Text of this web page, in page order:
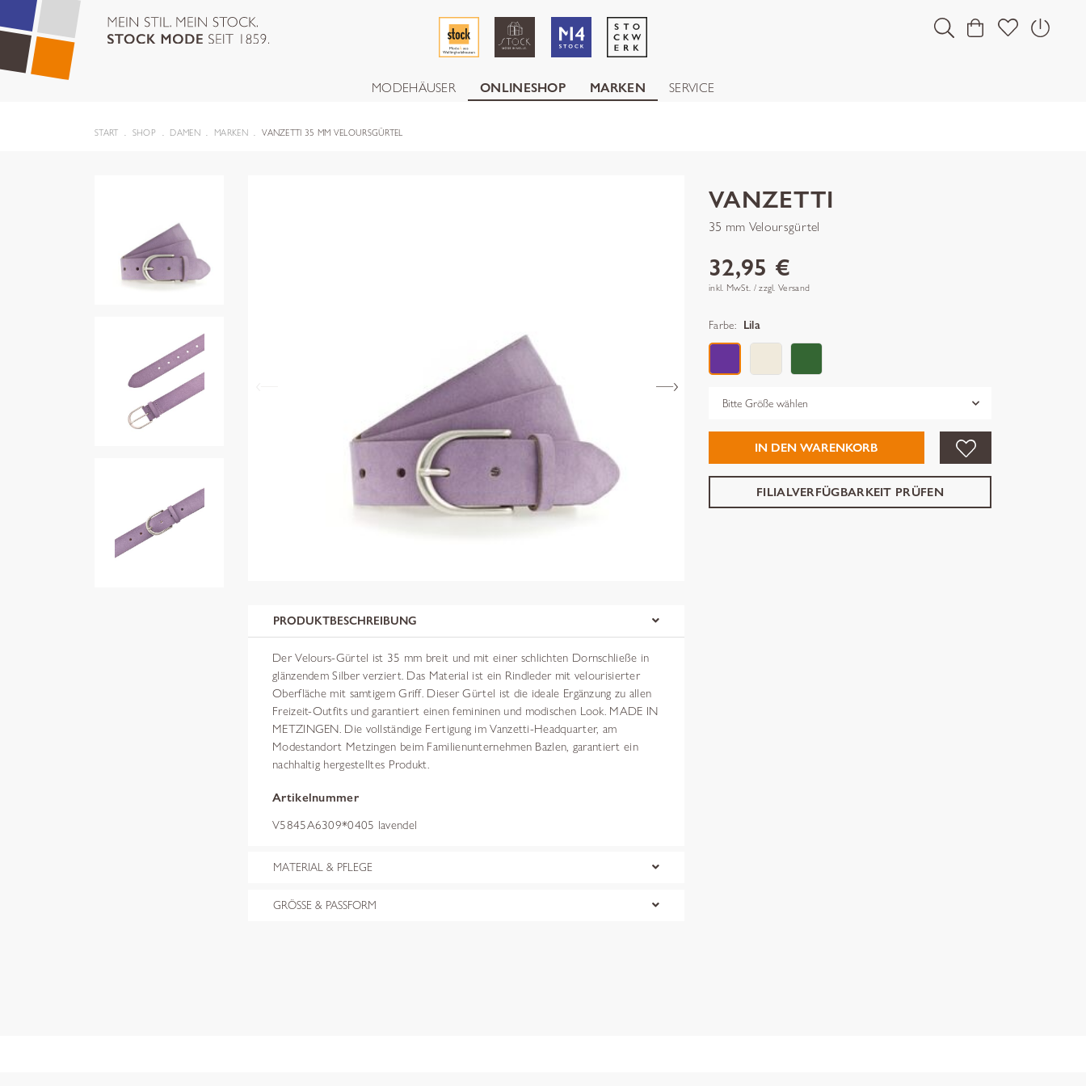
MODEHÄUSER ONLINESHOP MARKEN SERVICE
START SHOP DAMEN MARKEN VANZETTI 35 MM VELOURSGÜRTEL
PRODUKTBESCHREIBUNG
Der Velours-Gürtel ist 35 mm breit und mit einer schlichten Dornschließe in
glänzendem Silber verziert. Das Material ist ein Rindleder mit velourisierter
Oberfläche mit samtigem Griff. Dieser Gürtel ist die ideale Ergänzung zu allen
Freizeit-Outfits und garantiert einen femininen und modischen Look. MADE IN
METZINGEN. Die vollständige Fertigung im Vanzetti-Headquarter, am
Modestandort Metzingen beim Familienunternehmen Bazlen, garantiert ein
nachhaltig hergestelltes Produkt.
Artikelnummer
V5845A6309*0405 lavendel
MATERIAL & PFLEGE
GRÖSSE & PASSFORM
VANZETTI
35 mm Veloursgürtel
32,95 €
inkl. MwSt. / zzgl. Versand
Farbe: Lila
Grösse
IN DEN WARENKORB
FILIALVERFÜGBARKEIT PRÜFEN